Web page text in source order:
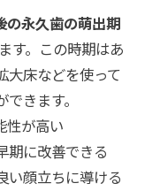
の永久歯の萌出期
す。この時期はあ
大床などを使って
きます。
性が高い
期に改善できる
い顔立ちに導ける